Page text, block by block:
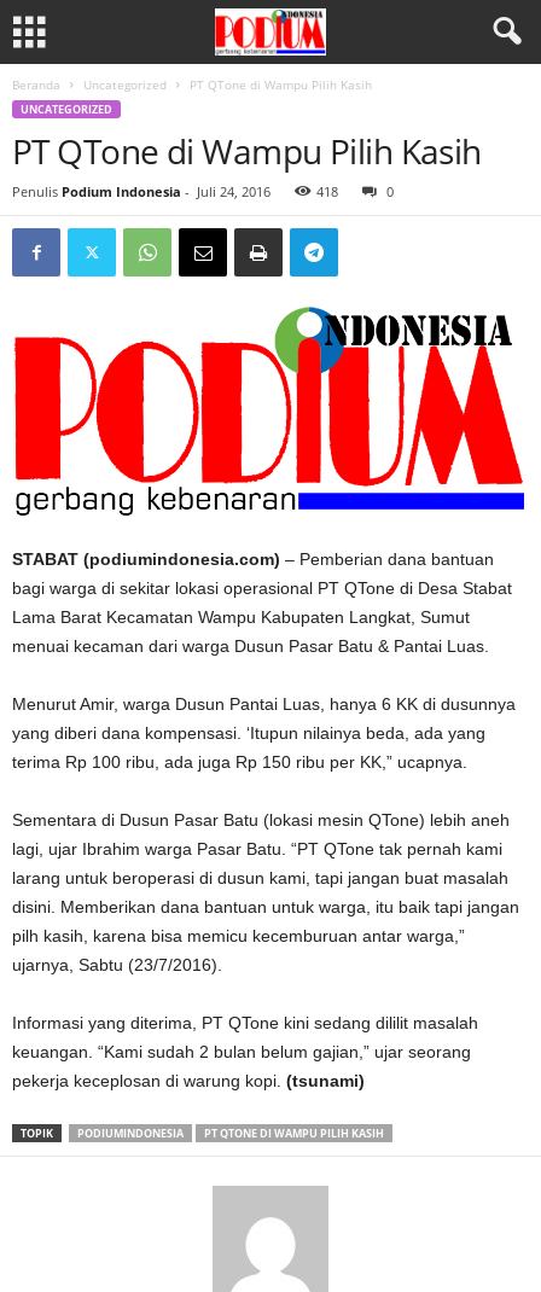
Beranda Uncategorized PT QTone di Wampu Pilih Kasih
UNCATEGORIZED
PT QTone di Wampu Pilih Kasih
Penulis Podium Indonesia - Juli 24, 2016 418 0
STABAT (podiumindonesia.com) – Pemberian dana bantuan
bagi warga di sekitar lokasi operasional PT QTone di Desa Stabat
Lama Barat Kecamatan Wampu Kabupaten Langkat, Sumut
menuai kecaman dari warga Dusun Pasar Batu & Pantai Luas.
Menurut Amir, warga Dusun Pantai Luas, hanya 6 KK di dusunnya
yang diberi dana kompensasi. ‘Itupun nilainya beda, ada yang
terima Rp 100 ribu, ada juga Rp 150 ribu per KK,” ucapnya.
Sementara di Dusun Pasar Batu (lokasi mesin QTone) lebih aneh
lagi, ujar Ibrahim warga Pasar Batu. “PT QTone tak pernah kami
larang untuk beroperasi di dusun kami, tapi jangan buat masalah
disini. Memberikan dana bantuan untuk warga, itu baik tapi jangan
pilh kasih, karena bisa memicu kecemburuan antar warga,”
ujarnya, Sabtu (23/7/2016).
Informasi yang diterima, PT QTone kini sedang dililit masalah
keuangan. “Kami sudah 2 bulan belum gajian,” ujar seorang
pekerja keceplosan di warung kopi. (tsunami)
TOPIK PODIUMINDONESIA PT QTONE DI WAMPU PILIH KASIH